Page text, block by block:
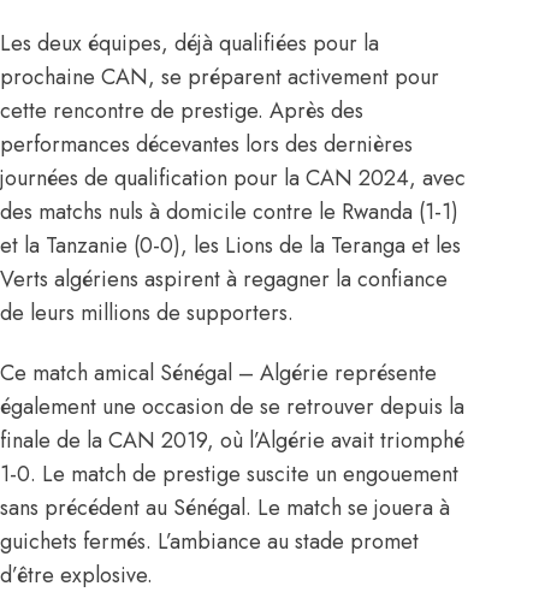
Les deux équipes, déjà qualifiées pour la
prochaine CAN, se préparent activement pour
cette rencontre de prestige. Après des
performances décevantes lors des dernières
journées de qualification pour la CAN 2024, avec
des matchs nuls à domicile contre le Rwanda (1-1)
et la Tanzanie (0-0), les Lions de la Teranga et les
Verts algériens aspirent à regagner la confiance
de leurs millions de supporters.
Ce match amical Sénégal – Algérie représente
également une occasion de se retrouver depuis la
finale de la CAN 2019, où l’Algérie avait triomphé
1-0. Le match de prestige suscite un engouement
sans précédent au Sénégal. Le match se jouera à
guichets fermés. L’ambiance au stade promet
d’être explosive.